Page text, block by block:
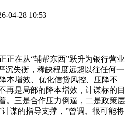
04-28 10:53
在从“辅帮东西”跃升为银行营业
沉失衡，稀缺程度远超以往任何一
本增效、优化信贷风控、压降不
再是局部的降本增效，计谋标的目
。三是合作压力倒逼，二是政策层
谋的指导支撑，”曾调。很可能将